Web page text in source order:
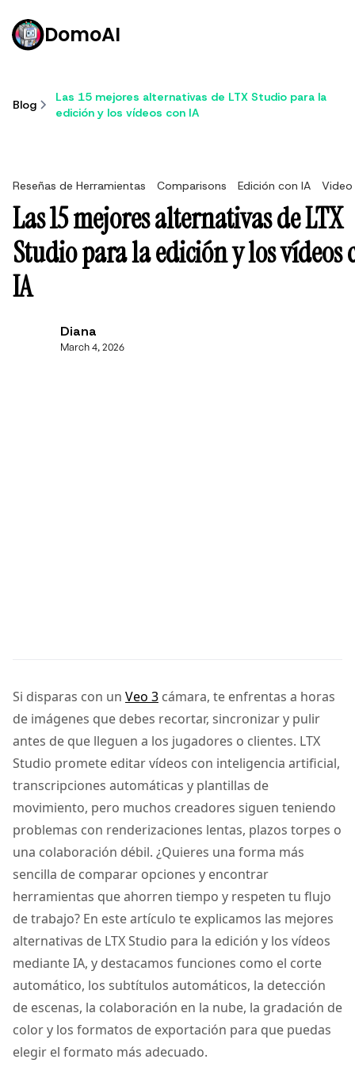
DomoAI
Blog
Las 15 mejores alternativas de LTX Studio para la
edición y los vídeos con IA
Reseñas de Herramientas Comparisons Edición con IA Video
Las 15 mejores alternativas de LTX
Studio para la edición y los vídeos
IA
Diana
March 4, 2026
Si disparas con un Veo 3 cámara, te enfrentas a horas
de imágenes que debes recortar, sincronizar y pulir
antes de que lleguen a los jugadores o clientes. LTX
Studio promete editar vídeos con inteligencia artificial,
transcripciones automáticas y plantillas de
movimiento, pero muchos creadores siguen teniendo
problemas con renderizaciones lentas, plazos torpes o
una colaboración débil. ¿Quieres una forma más
sencilla de comparar opciones y encontrar
herramientas que ahorren tiempo y respeten tu flujo
de trabajo? En este artículo te explicamos las mejores
alternativas de LTX Studio para la edición y los vídeos
mediante IA, y destacamos funciones como el corte
automático, los subtítulos automáticos, la detección
de escenas, la colaboración en la nube, la gradación de
color y los formatos de exportación para que puedas
elegir el formato más adecuado.